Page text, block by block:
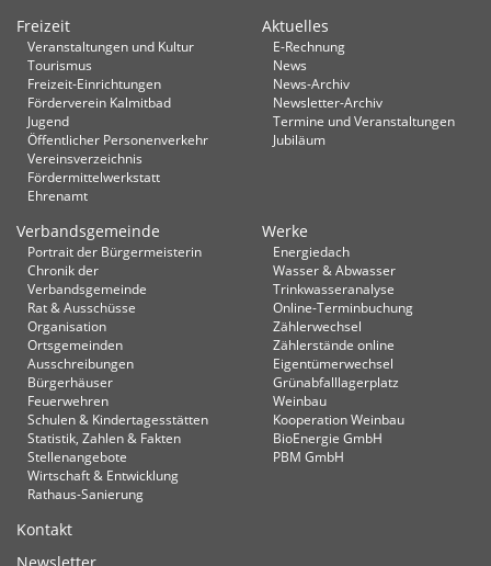
Freizeit
Veranstaltungen und Kultur
Tourismus
Freizeit-Einrichtungen
Förderverein Kalmitbad
Jugend
Öffentlicher Personenverkehr
Vereinsverzeichnis
Fördermittelwerkstatt
Ehrenamt
Aktuelles
E-Rechnung
News
News-Archiv
Newsletter-Archiv
Termine und Veranstaltungen
Jubiläum
Verbandsgemeinde
Portrait der Bürgermeisterin
Chronik der
Verbandsgemeinde
Rat & Ausschüsse
Organisation
Ortsgemeinden
Ausschreibungen
Bürgerhäuser
Feuerwehren
Schulen & Kindertagesstätten
Statistik, Zahlen & Fakten
Stellenangebote
Wirtschaft & Entwicklung
Rathaus-Sanierung
Werke
Energiedach
Wasser & Abwasser
Trinkwasseranalyse
Online-Terminbuchung
Zählerwechsel
Zählerstände online
Eigentümerwechsel
Grünabfalllagerplatz
Weinbau
Kooperation Weinbau
BioEnergie GmbH
PBM GmbH
Kontakt